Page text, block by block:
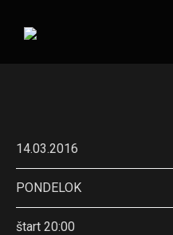
14.03.2016
PONDELOK
štart 20:00